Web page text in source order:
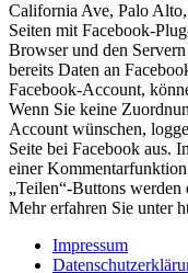
California Ave, Palo
Seiten mit Facebook-
Browser und den
bereits Daten an
Facebook-Account,
Wenn Sie keine
Account wünschen,
Seite bei Facebook aus.
einer
„Teilen“-Buttons werden
Mehr erfahren Sie unter
Impressum